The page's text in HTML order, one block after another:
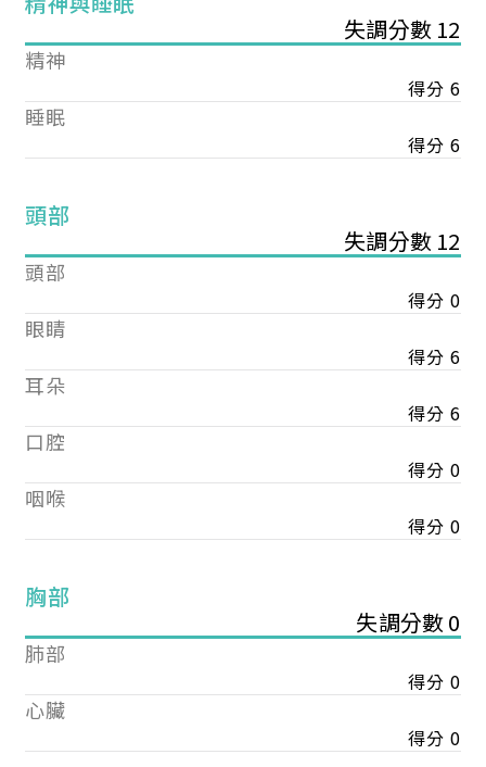
失調分數 12
精神
得分 6
睡眠
得分 6
頭部
失調分數 12
頭部
得分 0
眼睛
得分 6
耳朵
得分 6
口腔
得分 0
咽喉
得分 0
胸部
失調分數 0
肺部
得分 0
心臟
得分 0